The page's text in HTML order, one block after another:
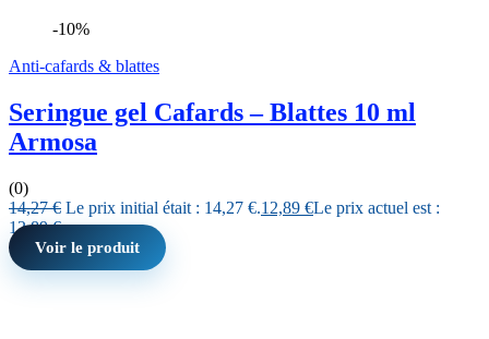
-10%
Anti-cafards & blattes
Seringue gel Cafards – Blattes 10 ml
Armosa
(0)
14,27€ Le prix initial était : 14,27 €.12,89 €Le prix actuel est :
12,89 €.
Voir le produit